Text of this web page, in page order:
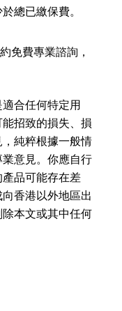
總已繳保費。
免費專業諮詢，
合任何特定用
招致的損失、損
純粹根據一般情
意見。你應自行
品可能存在差
香港以外地區出
本文或其中任何